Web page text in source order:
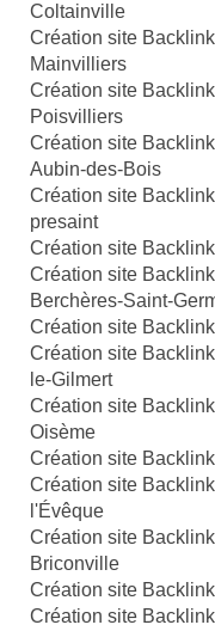
Coltainville
Création site
Mainvilliers
Création site
Poisvilliers
Création site
Aubin-des-Bois
Création site
presaint
Création site
Création site
Berchères-Saint-
Création site
Création site
le-Gilmert
Création site
Oisème
Création site
Création site
l'Évêque
Création site
Briconville
Création site
Création site